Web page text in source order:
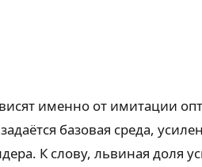
именно от имитации
базовая среда,
К слову, львиная доля